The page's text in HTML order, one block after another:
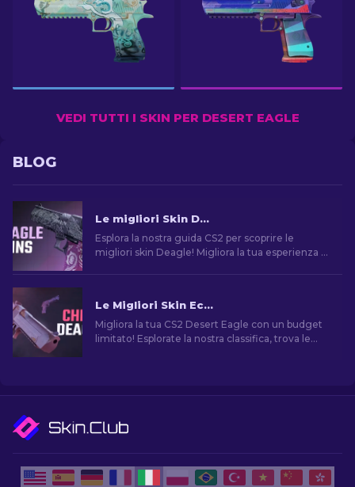
VEDI TUTTI I SKIN PER DESERT EAGLE
BLOG
Le migliori Skin Deagle in CS2 [2026]
Esplora la nostra guida CS2 per scoprire le
migliori skin Deagle! Migliora la tua esperienza di
Le Migliori Skin Economiche per Desert Eagle di CS2
Migliora la tua CS2 Desert Eagle con un budget
limitato! Esplorate la nostra classifica, trova le